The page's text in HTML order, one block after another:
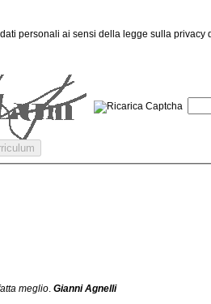
personali ai sensi della legge sulla
meglio. Gianni Agnelli